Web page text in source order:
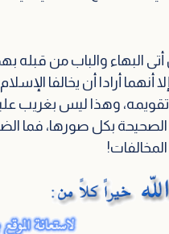
البهاء والباب من قبله
أنهما أرادا أن يخالفا
وهذا ليس بغريب
الصحيحة بكل صورها، فما